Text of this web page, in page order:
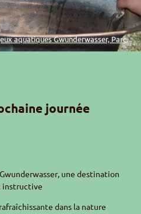
aquatiques Gwunderwasser, Parc...
journée
Gwunderwasser, une destination
instructive
dans la nature